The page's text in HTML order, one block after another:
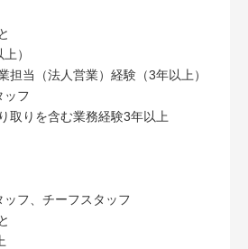
）
担当（法人営業）経験（3年以上）
ッフ
取りを含む業務経験3年以上
フ、チーフスタッフ